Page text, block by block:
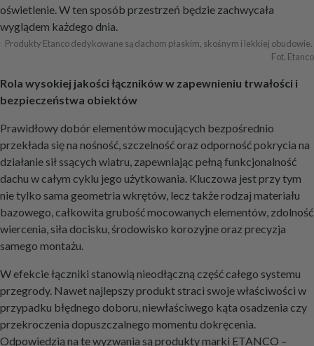
oświetlenie. W ten sposób przestrzeń będzie zachwycała
wyglądem każdego dnia.
Produkty Etanco dedykowane są dachom płaskim, skośnym i lekkiej obudowie.
Fot. Etanco
Rola wysokiej jakości łączników w zapewnieniu trwałości i
bezpieczeństwa obiektów
Prawidłowy dobór elementów mocujących bezpośrednio
przekłada się na nośność, szczelność oraz odporność pokrycia na
działanie sił ssących wiatru, zapewniając pełną funkcjonalność
dachu w całym cyklu jego użytkowania. Kluczowa jest przy tym
nie tylko sama geometria wkrętów, lecz także rodzaj materiału
bazowego, całkowita grubość mocowanych elementów, zdolność
wiercenia, siła docisku, środowisko korozyjne oraz precyzja
samego montażu.
W efekcie łączniki stanowią nieodłączną część całego systemu
przegrody. Nawet najlepszy produkt straci swoje właściwości w
przypadku błędnego doboru, niewłaściwego kąta osadzenia czy
przekroczenia dopuszczalnego momentu dokręcenia.
Odpowiedzią na te wyzwania są produkty marki ETANCO –